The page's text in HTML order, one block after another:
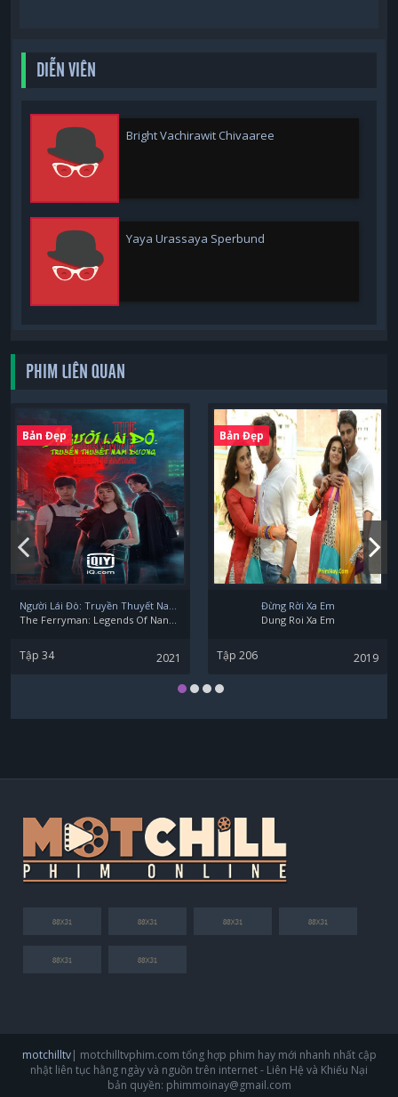
DIỄN VIÊN
Bright Vachirawit Chivaaree
Yaya Urassaya Sperbund
PHIM LIÊN QUAN
Bản Đẹp
Tập 34 2021
Bản Đẹp
Đừng Rời Xa Em
Dung Roi Xa Em
Tập 206 2019
motchilltv| motchilltvphim.com tổng hợp phim hay mới nhanh nhất cập
nhật liên tục hằng ngày và nguồn trên internet - Liên Hệ và Khiếu Nại
bản quyền: phimmoinay@gmail.com